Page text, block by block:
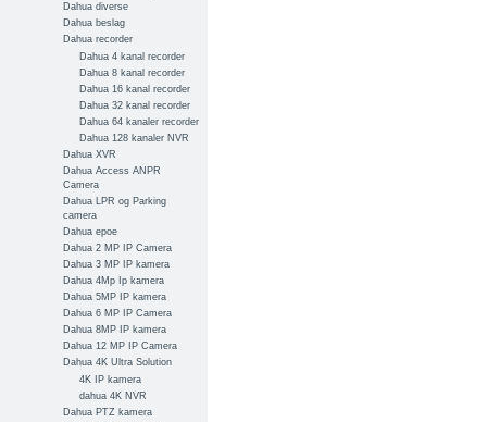
Dahua diverse
Dahua beslag
Dahua recorder
Dahua 4 kanal recorder
Dahua 8 kanal recorder
Dahua 16 kanal recorder
Dahua 32 kanal recorder
Dahua 64 kanaler recorder
Dahua 128 kanaler NVR
Dahua XVR
Dahua Access ANPR
Camera
Dahua LPR og Parking
camera
Dahua epoe
Dahua 2 MP IP Camera
Dahua 3 MP IP kamera
Dahua 4Mp Ip kamera
Dahua 5MP IP kamera
Dahua 6 MP IP Camera
Dahua 8MP IP kamera
Dahua 12 MP IP Camera
Dahua 4K Ultra Solution
4K IP kamera
dahua 4K NVR
Dahua PTZ kamera